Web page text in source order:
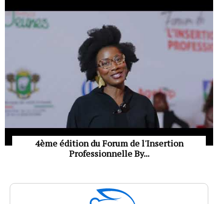
4ème édition du Forum de l'Insertion
Professionnelle By...